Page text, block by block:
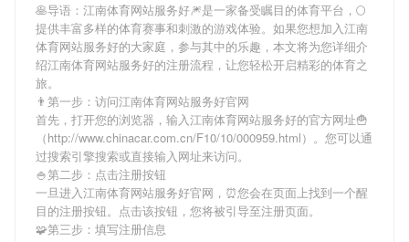
🥞导语： 江南体育网站服务好🎆是一家备受瞩目的体育平台，🌕
提供丰富多样的体育赛事和刺激的游戏体验。如果您想加入江南
体育网站服务好的大家庭，参与其中的乐趣，本文将为您详细介
绍江南体育网站服务好的注册流程，让您轻松开启精彩的体育之
旅。
👨第一步：访问江南体育网站服务好官网
首先，打开您的浏览器，输入江南体育网站服务好的官方网址🍟
（http://www.chinacar.com.cn/F10/10/000959.html）。您可以通
过搜索引擎搜索或直接输入网址来访问。
🍚第二步：点击注册按钮
一旦进入江南体育网站服务好官网，⏰您会在页面上找到一个醒
目的注册按钮。点击该按钮，您将被引导至注册页面。
🧩第三步：填写注册信息